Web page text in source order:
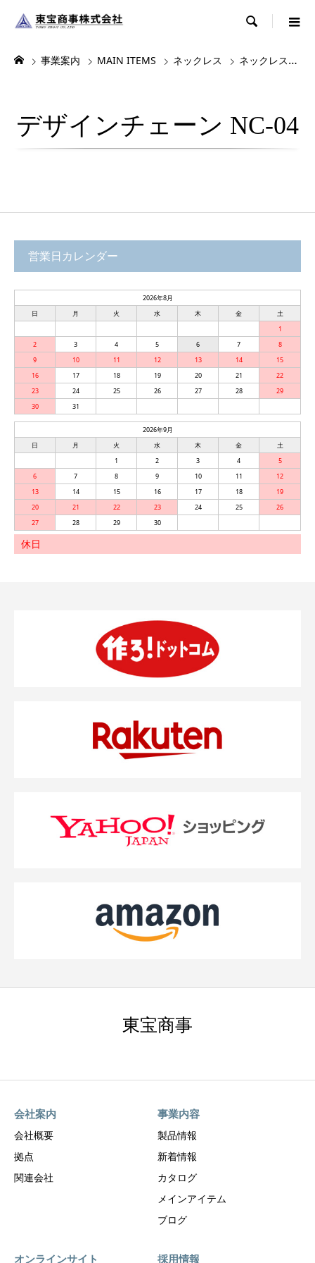

事業案内 MAIN ITEMS ネックレス ネックレス・チョーカー
デザインチェーン NC-04
営業日カレンダー
2026年8月
日
月 火 水 木 金
土
1
2
3 4 5 6 7
8
9
10 11 12 13 14
15
16
17 18 19 20 21
22
23
24 25 26 27 28
29
30
31
2026年9月
日
月 火 水 木 金
土
1
2 3 4
5
6
7 8 9 10 11
12
13
14 15 16 17 18
19
20
21 22 23 24 25
26
27
28 29 30
休日
東宝商事
会社案内
会社概要
拠点
関連会社
事業内容
製品情報
新着情報
カタログ
メインアイテム
ブログ
オンラインサイト 採用情報